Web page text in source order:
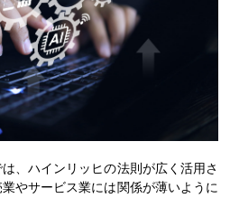
、ハインリッヒの法則が広く活用さ
やサービス業には関係が薄いように